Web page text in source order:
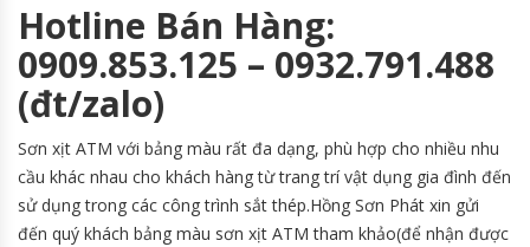
Hotline Bán Hàng:
0909.853.125 – 0932.791.488
(đt/zalo)
Sơn xịt ATM với bảng màu rất đa dạng, phù hợp cho nhiều nhu
cầu khác nhau cho khách hàng từ trang trí vật dụng gia đình đến
sử dụng trong các công trình sắt thép.Hồng Sơn Phát xin gửi
đến quý khách bảng màu sơn xịt ATM tham khảo(để nhận được